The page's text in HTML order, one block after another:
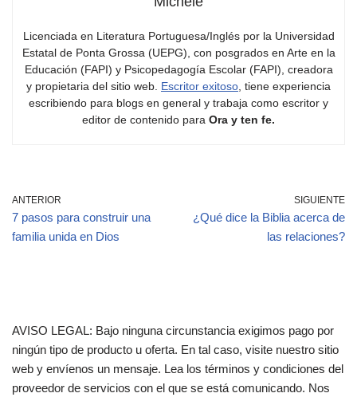
Licenciada en Literatura Portuguesa/Inglés por la Universidad
Estatal de Ponta Grossa (UEPG), con posgrados en Arte en la
Educación (FAPI) y Psicopedagogía Escolar (FAPI), creadora
y propietaria del sitio web. Escritor exitoso , tiene experiencia
escribiendo para blogs en general y trabaja como escritor y
editor de contenido para Ora y ten fe.
ANTERIOR
7 pasos para construir una
familia unida en Dios
SIGUIENTE
¿Qué dice la Biblia acerca de
las relaciones?
AVISO LEGAL: Bajo ninguna circunstancia exigimos pago por
ningún tipo de producto u oferta. En tal caso, visite nuestro sitio
web y envíenos un mensaje. Lea los términos y condiciones del
proveedor de servicios con el que se está comunicando. Nos